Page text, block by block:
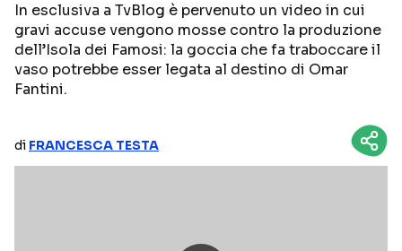
NETFLIX
AMAZON PRIME VIDEO
MEDIASET INFINITY
DAZN
In esclusiva a TvBlog è pervenuto un video in cui
gravi accuse vengono mosse contro la produzione
dell’Isola dei Famosi: la goccia che fa traboccare il
vaso potrebbe esser legata al destino di Omar
Fantini.
di FRANCESCA TESTA